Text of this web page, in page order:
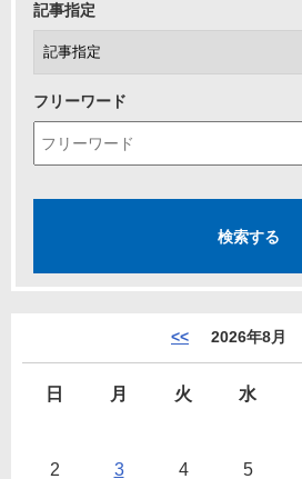
記事指定
フリーワード
<< 2026年8月
日 月 火 水
2 3 4 5